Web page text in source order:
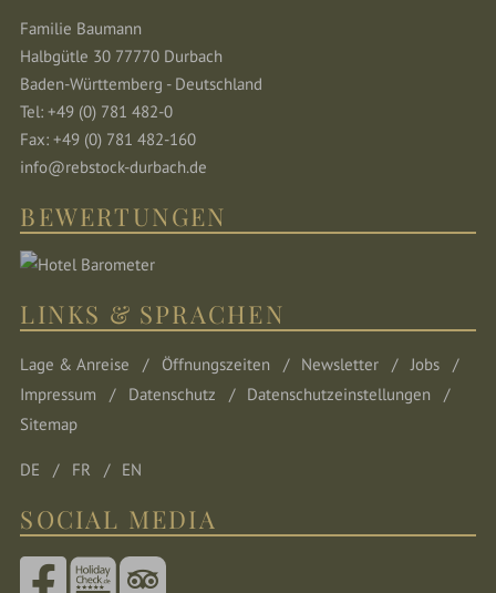
Familie Baumann
Halbgütle 30 77770 Durbach
Baden-Württemberg - Deutschland
Tel: +49 (0) 781 482-0
Fax: +49 (0) 781 482-160
info@rebstock-durbach.de
BEWERTUNGEN
LINKS & SPRACHEN
Lage & Anreise Öffnungszeiten Newsletter
Jobs
Impressum
Datenschutz
Datenschutzeinstellungen
Sitemap
DE FR EN
SOCIAL MEDIA